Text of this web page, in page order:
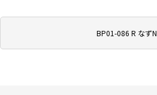
BP01-086 R なず